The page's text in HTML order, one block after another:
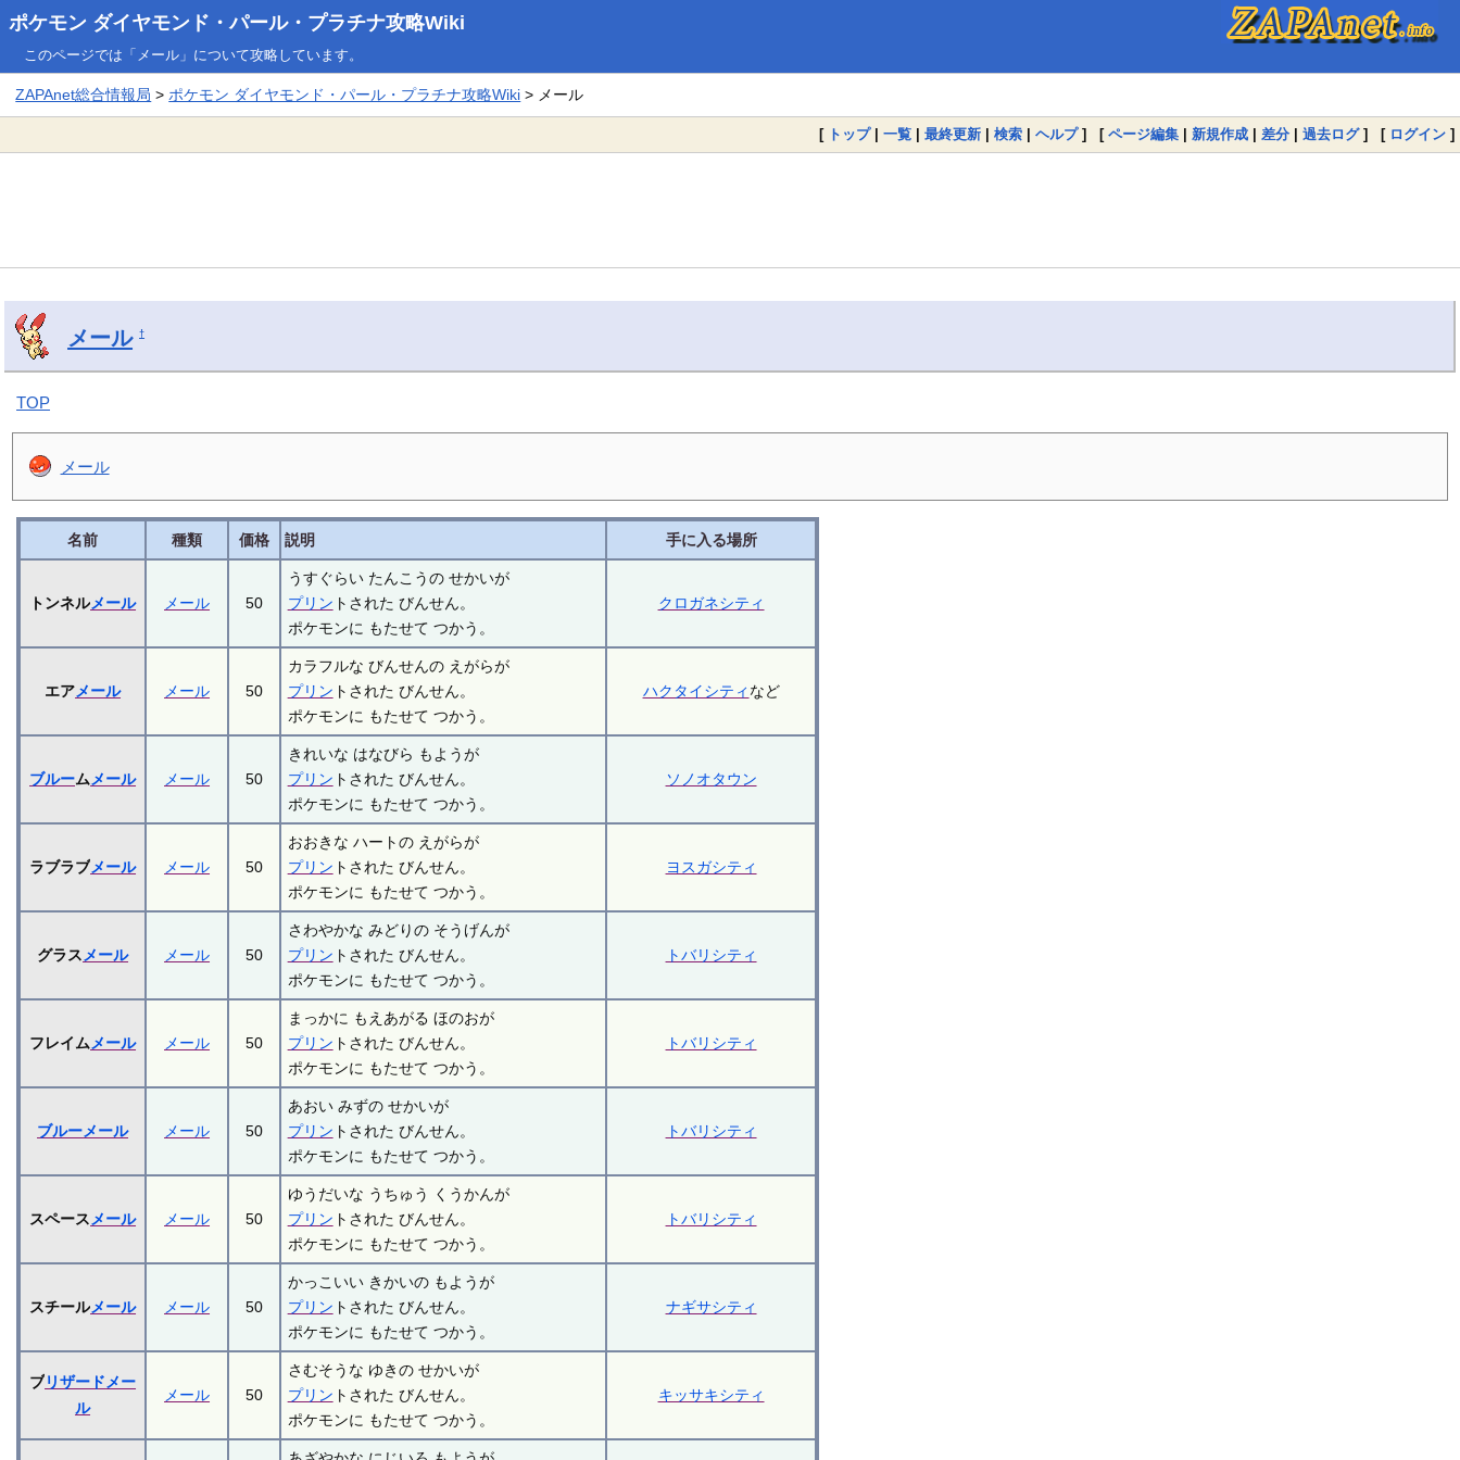
ポケモン ダイヤモンド・パール・プラチナ攻略Wiki
このページでは「メール」について攻略しています。
ZAPAnet総合情報局 >ポケモン ダイヤモンド・パール・プラチナ攻略Wiki > メール
[ トップ| 一覧 | 最終更新 | 検索 | ヘルプ] [ ページ編集 | 新規作成 | 差分 | 過去ログ] [ ログイン ]
メール †
TOP
メール
名前 種類 価格 説明 手に入る場所
トンネルメール メール 50
うすぐらい たんこうの せかいが
プリン トされた びんせん。
ポケモンに もたせて つかう。
クロガネシティ
エアメール メール 50
カラフルな びんせんの えがらが
プリン トされた びんせん。
ポケモンに もたせて つかう。
ハクタイシティ など
ブルーム メール メール 50
きれいな はなびら もようが
プリン トされた びんせん。
ポケモンに もたせて つかう。
ソノオタウン
ラブラブメール メール 50
おおきな ハートの えがらが
プリン トされた びんせん。
ポケモンに もたせて つかう。
ヨスガシティ
グラス メール メール 50
さわやかな みどりの そうげんが
プリン トされた びんせん。
ポケモンに もたせて つかう。
トバリシティ
フレイム メール メール 50
まっかに もえあがる ほのおが
プリン トされた びんせん。
ポケモンに もたせて つかう。
トバリシティ
ブルーメール メール 50
あおい みずの せかいが
プリン トされた びんせん。
ポケモンに もたせて つかう。
トバリシティ
スペース メール メール 50
ゆうだいな うちゅう くうかんが
プリン トされた びんせん。
ポケモンに もたせて つかう。
トバリシティ
スチールメール メール 50
かっこいい きかいの もようが
プリン トされた びんせん。
ポケモンに もたせて つかう。
ナギサシティ
ブリザード メー
ル
メール 50
さむそうな ゆきの せかいが
プリン トされた びんせん。
ポケモンに もたせて つかう。
キッサキシティ